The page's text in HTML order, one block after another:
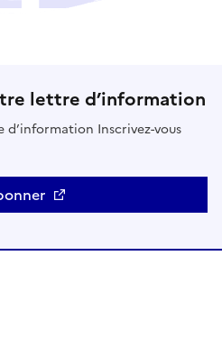
lettre d’information
Inscrivez-vous